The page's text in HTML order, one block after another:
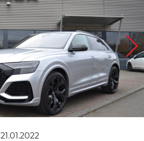
21.01.2022